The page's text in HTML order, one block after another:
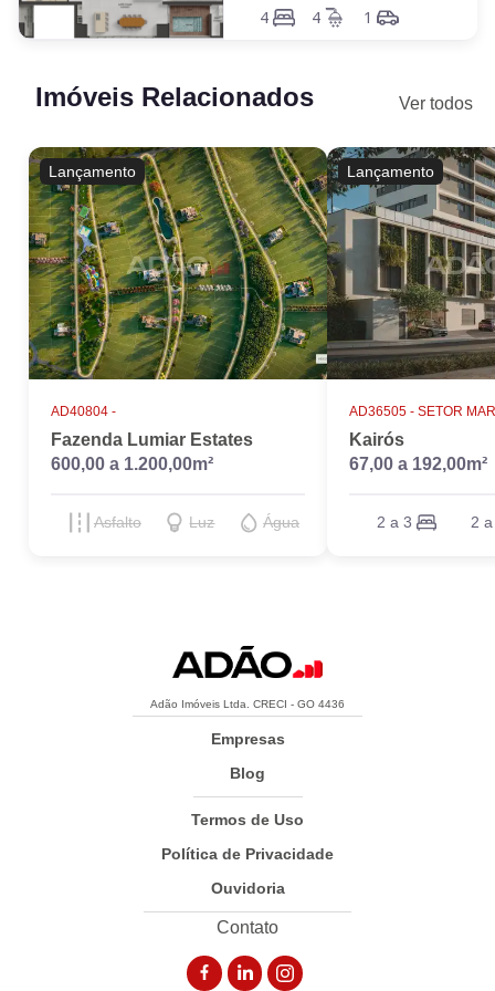
4 4 1
Imóveis Relacionados Ver todos
Lançamento
AD40804 -
Fazenda Lumiar Estates
600,00 a 1.200,00m²
Asfalto Luz Água
Lançamento
AD36505 - SETOR
Kairós
67,00 a 192,00m²
2 a 3 2
Adão Imóveis Ltda. CRECI - GO 4436
Empresas
Blog
Termos de Uso
Política de Privacidade
Ouvidoria
Contato